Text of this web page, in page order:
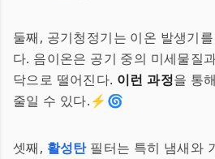
둘째, 공기청정기는 이온 발생기
다. 음이온은 공기 중의 미세물질
닥으로 떨어진다. 이런 과정을 통
줄일 수 있다.⚡️🌀
셋째, 활성탄필터는 특히 냄새와